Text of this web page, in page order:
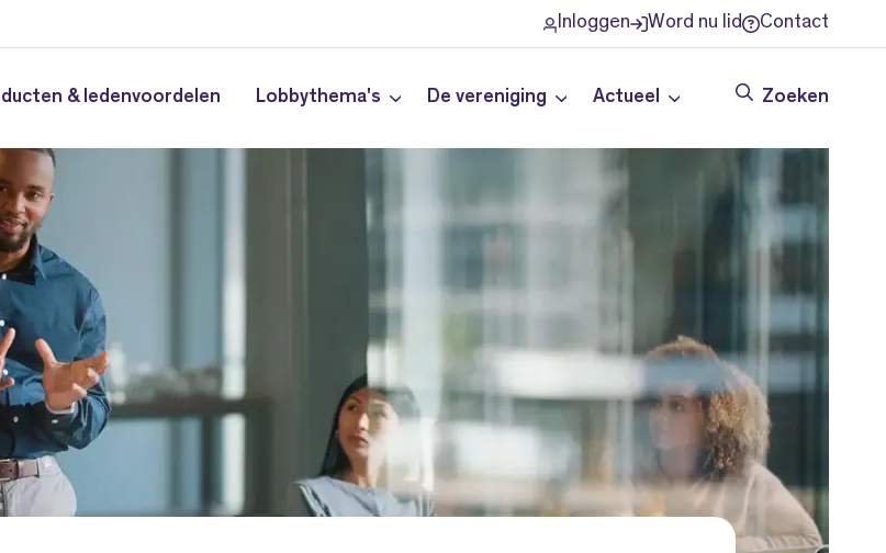
Inloggen Word nu lid Contact
& ledenvoordelen Lobbythema's De vereniging Actueel Zoeken